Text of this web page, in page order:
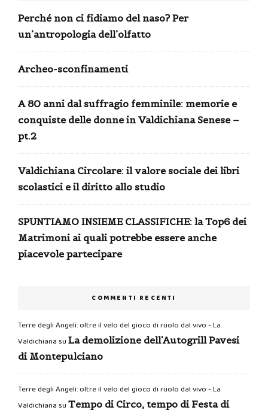
Perché non ci fidiamo del naso? Per
un’antropologia dell’olfatto
Archeo-sconfinamenti
A 80 anni dal suffragio femminile: memorie e
conquiste delle donne in Valdichiana Senese –
pt.2
Valdichiana Circolare: il valore sociale dei libri
scolastici e il diritto allo studio
SPUNTIAMO INSIEME CLASSIFICHE: la Top6 dei
Matrimoni ai quali potrebbe essere anche
piacevole partecipare
COMMENTI RECENTI
Terre degli Angeli: oltre il velo del gioco di ruolo dal vivo - La
Valdichiana su La demolizione dell’Autogrill Pavesi
di Montepulciano
Terre degli Angeli: oltre il velo del gioco di ruolo dal vivo - La
Valdichiana su Tempo di Circo, tempo di Festa di